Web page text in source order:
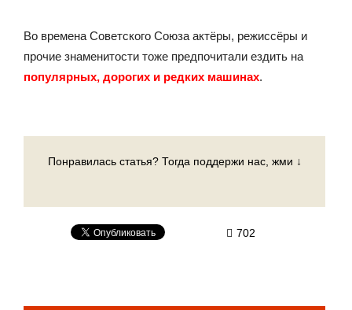
Во времена Советского Союза актёры, режиссёры и
прочие знаменитости тоже предпочитали ездить на
популярных, дорогих и редких машинах.
Понравилась статья? Тогда поддержи нас, жми ↓
702